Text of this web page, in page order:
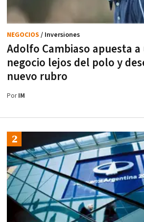
Adolfo Cambiaso apuesta a
negocio lejos del polo y
nuevo rubro
NEGOCIOS / Inversiones
PorIM